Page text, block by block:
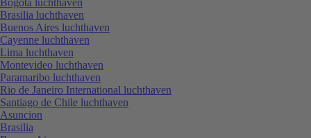
Brasilia luchthaven
Buenos Aires luchthaven
Cayenne luchthaven
Lima luchthaven
Montevideo luchthaven
Paramaribo luchthaven
Rio de Janeiro International luchthaven
Santiago de Chile luchthaven
Asuncion
Brasilia